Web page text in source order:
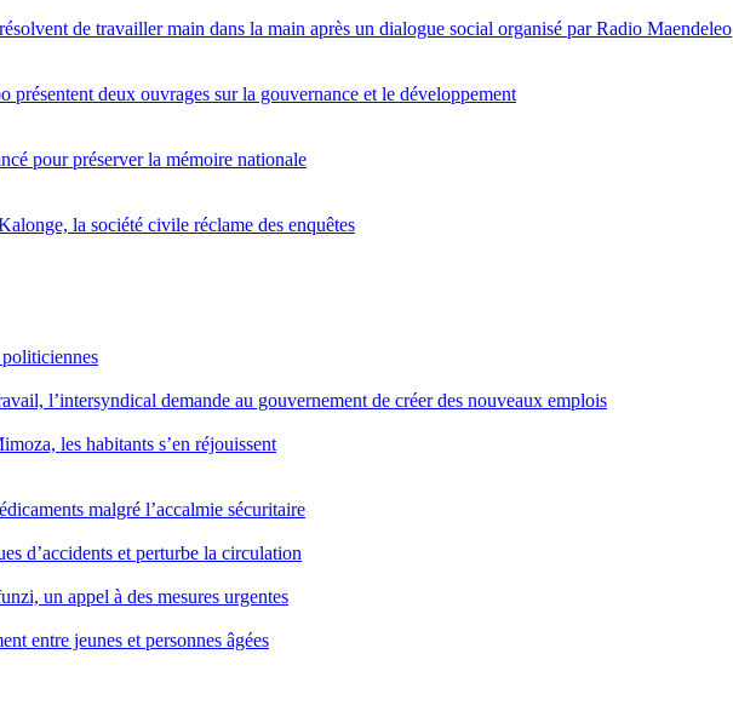
de travailler main dans la main après un dialogue social organisé par Radio Maendeleo
deux ouvrages sur la gouvernance et le développement
pour préserver la mémoire nationale
la société civile réclame des enquêtes
l’intersyndical demande au gouvernement de créer des nouveaux emplois
les habitants s’en réjouissent
malgré l’accalmie sécuritaire
d’accidents et perturbe la circulation
un appel à des mesures urgentes
entre jeunes et personnes âgées